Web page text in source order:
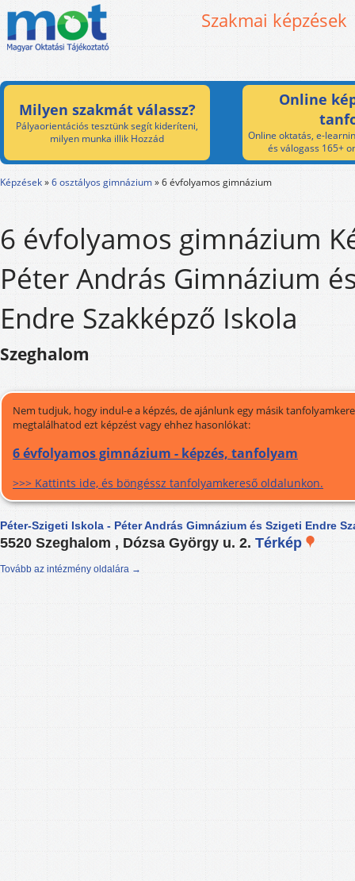
Szakmai képzések
Milyen szakmát válassz?
Pályaorientációs tesztünk segít kideríteni,
milyen munka illik Hozzád
Online
Online oktatás, e-
és válogass 165+
Képzések»6 osztályos gimnázium»6 évfolyamos gimnázium
6 évfolyamos gimnázium
Péter András Gimnázium
Endre Szakképző Iskola
Szeghalom
Nem tudjuk, hogy indul-e a képzés, de ajánlunk egy másik
megtalálhatod ezt képzést vagy ehhez hasonlókat:
6 évfolyamos gimnázium - képzés, tanfolyam
>>> Kattints ide, és böngéssz tanfolyamkereső oldalunkon.
Péter-Szigeti Iskola - Péter András Gimnázium és Szigeti Endre
5520 Szeghalom , Dózsa György u. 2. Térkép
Tovább az intézmény oldalára →